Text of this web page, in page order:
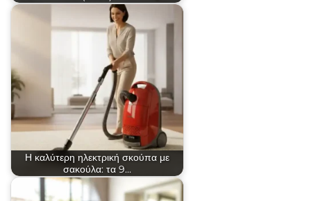
Η καλύτερη ηλεκτρική σκούπα με
σακούλα: τα 9…